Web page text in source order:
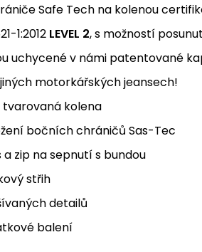
Safe Tech na kolenou
1:2012 LEVEL 2, s možností
uchycené v námi patentované
motorkářských jeansech!
kolena
bočních chráničů Sas-Tec
a zip na sepnutí s bundou
střih
detailů
balení